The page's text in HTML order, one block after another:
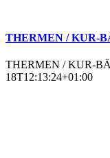
THERMEN / KUR-
THERMEN / KUR-
18T12:13:24+01:00